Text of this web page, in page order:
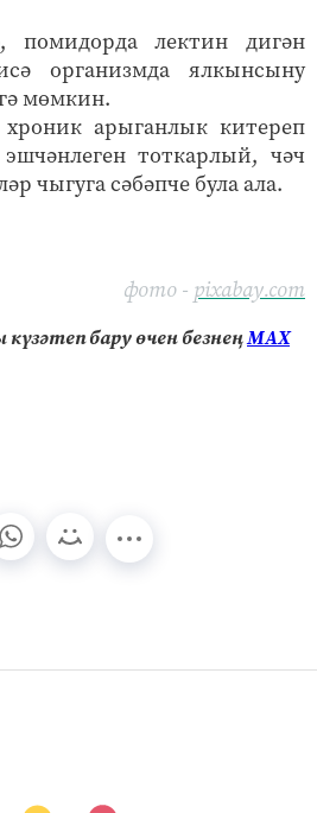
помидорда лектин дигән
организмда ялкынсыну
мөмкин.
арыганлык китереп
тоткарлый, чәч
чыгуга сәбәпче була ала.
фото - pixabay.com
бару өчен безнеңМАХ